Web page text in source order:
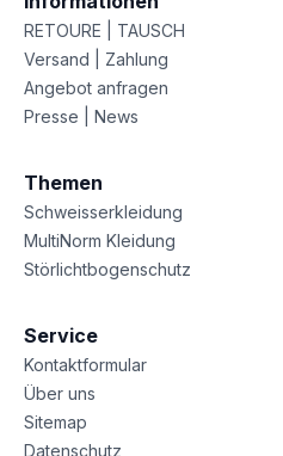
RETOURE | TAUSCH
Versand | Zahlung
Angebot anfragen
Presse | News
Themen
Schweisserkleidung
MultiNorm Kleidung
Störlichtbogenschutz
Service
Kontaktformular
Über uns
Sitemap
Datenschutz